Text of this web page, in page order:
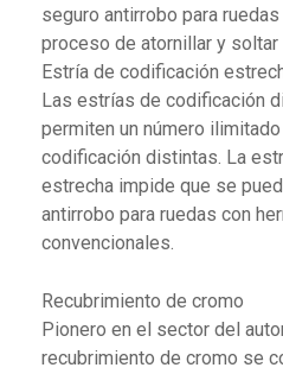
seguro antirrobo para
proceso de atornillar y soltar
Estría de codificación
Las estrías de codificación
permiten un número
codificación distintas. La
estrecha impide que se
antirrobo para ruedas con
convencionales.
Recubrimiento de cromo
Pionero en el sector del
recubrimiento de cromo se